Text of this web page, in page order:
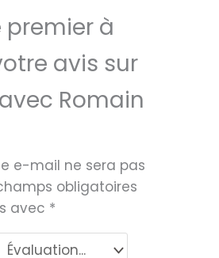
premier à
avis sur
Romain
e-mail ne sera pas
obligatoires
avec *